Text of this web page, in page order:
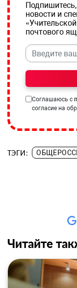
новости и
почтового
Соглашаюсь с
согласие на
ТЭГИ:
Читайте